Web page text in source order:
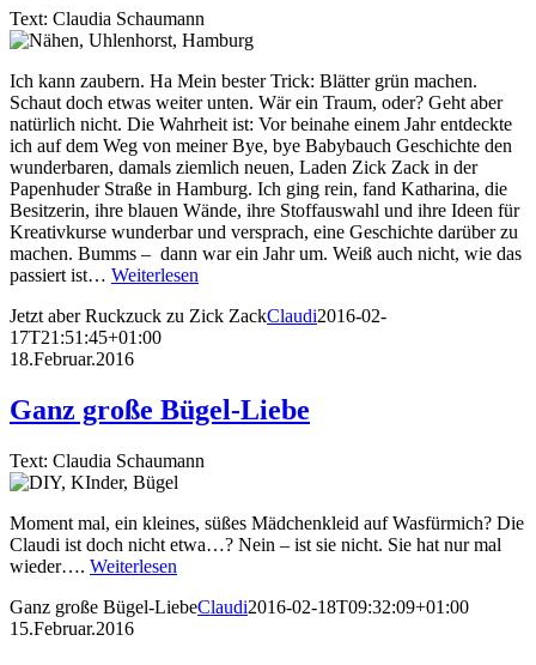
Text: Claudia Schaumann
Ich kann zaubern. Ha Mein bester Trick: Blätter grün machen.
Schaut doch etwas weiter unten. Wär ein Traum, oder? Geht aber
natürlich nicht. Die Wahrheit ist: Vor beinahe einem Jahr entdeckte
ich auf dem Weg von meiner Bye, bye Babybauch Geschichte den
wunderbaren, damals ziemlich neuen, Laden Zick Zack in der
Papenhuder Straße in Hamburg. Ich ging rein, fand Katharina, die
Besitzerin, ihre blauen Wände, ihre Stoffauswahl und ihre Ideen für
Kreativkurse wunderbar und versprach, eine Geschichte darüber zu
machen. Bumms – dann war ein Jahr um. Weiß auch nicht, wie das
passiert ist… Weiterlesen
Jetzt aber Ruckzuck zu Zick ZackClaudi2016-02-
17T21:51:45+01:00
18.Februar.2016
Ganz große Bügel-Liebe
Text: Claudia Schaumann
Moment mal, ein kleines, süßes Mädchenkleid auf Wasfürmich? Die
Claudi ist doch nicht etwa…? Nein – ist sie nicht. Sie hat nur mal
wieder…. Weiterlesen
Ganz große Bügel-LiebeClaudi2016-02-18T09:32:09+01:00
15.Februar.2016